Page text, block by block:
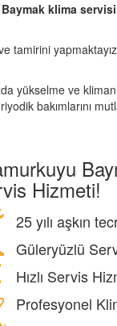
klima servisi
ve tamirini
yükselme ve
bakımlarını
Hizmeti!
25 yılı aşkın
Güleryüzlü
Hızlı Servis
Profesyonel